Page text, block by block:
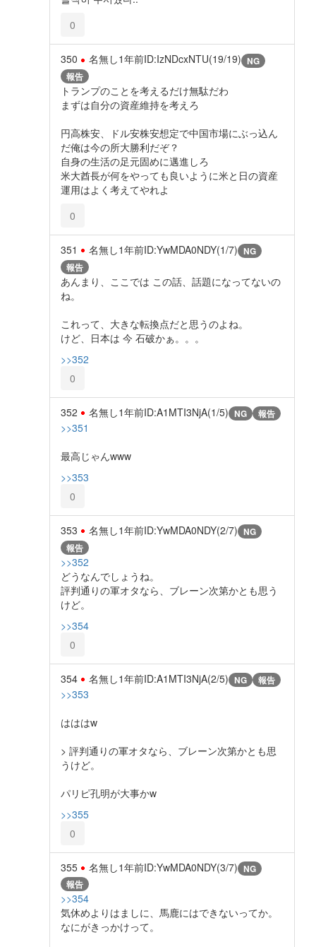
0
350 名無し1年前ID:IzNDcxNTU(19/19) NG
報告
トランプのことを考えるだけ無駄だわ
まずは自分の資産維持を考えろ
円高株安、ドル安株安想定で中国市場にぶっ込ん
だ俺は今の所大勝利だぞ？
自身の生活の足元固めに邁進しろ
米大酋長が何をやっても良いように米と日の資産
運用はよく考えてやれよ
0
351 名無し1年前ID:YwMDA0NDY(1/7) NG
報告
あんまり、ここでは この話、話題になってないの
ね。
これって、大きな転換点だと思うのよね。
けど、日本は 今 石破かぁ。。。
>>352
0
352 名無し1年前ID:A1MTI3NjA(1/5) NG 報告
>>351
最高じゃんwww
>>353
0
353 名無し1年前ID:YwMDA0NDY(2/7) NG
報告
>>352
どうなんでしょうね。
評判通りの軍オタなら、ブレーン次第かとも思う
けど。
>>354
0
354 名無し1年前ID:A1MTI3NjA(2/5) NG 報告
>>353
はははw
> 評判通りの軍オタなら、ブレーン次第かとも思
うけど。
パリピ孔明が大事かw
>>355
0
355 名無し1年前ID:YwMDA0NDY(3/7) NG
報告
>>354
気休めよりはましに、馬鹿にはできないってか。
なにがきっかけって。